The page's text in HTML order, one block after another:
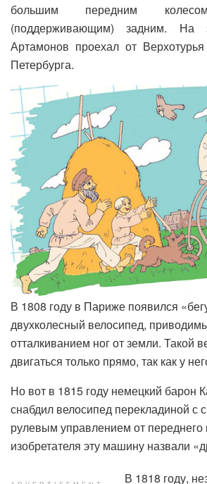
большим передним
(поддерживающим) задним. На
Артамонов проехал от
Петербурга.
В 1808 году в Париже появился
двухколесный велосипед,
отталкиванием ног от земли. Такой
двигаться только прямо, так как у
Но вот в 1815 году немецкий барон
снабдил велосипед перекладиной с
рулевым управлением от
изобретателя эту машину назвали
В 1818 году,